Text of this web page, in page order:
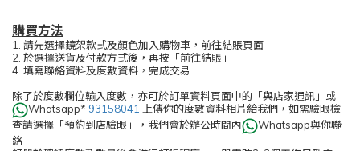
購買方法
1. 請先選擇鏡架款式及顏色加入購物車，前往結賬頁面
2. 於選擇送貨及付款方式後，再按「前往結賬」
4. 填寫聯絡資料及度數資料，完成交易
除了於度數欄位輸入度數，亦可於訂單資料頁面中的「與店家通訊」或
Whatsapp* 93158041 上傳你的度數資料相片給我們，如需驗眼檢
查請選擇「預約到店驗眼」，我們會於辦公時間內
Whatsapp與你聯
絡